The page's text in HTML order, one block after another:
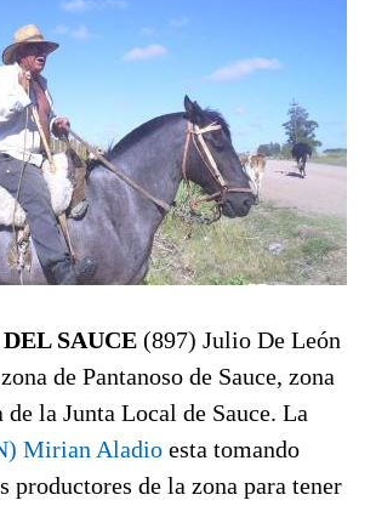
SAUCE (897) Julio De León
de Pantanoso de Sauce, zona
de la Junta Local de Sauce. La
Mirian Aladio esta tomando
productores de la zona para tener